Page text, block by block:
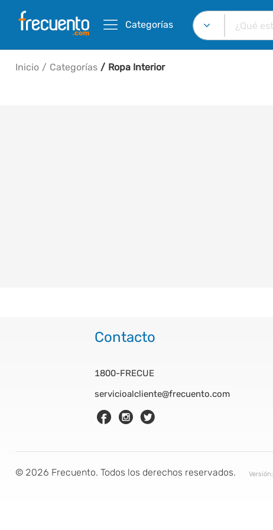
Categorías
Inicio Categorías Ropa Interior
Contacto
1800-FRECUE
servicioalcliente@frecuento.com
© 2026 Frecuento. Todos los derechos reservados. Versión: